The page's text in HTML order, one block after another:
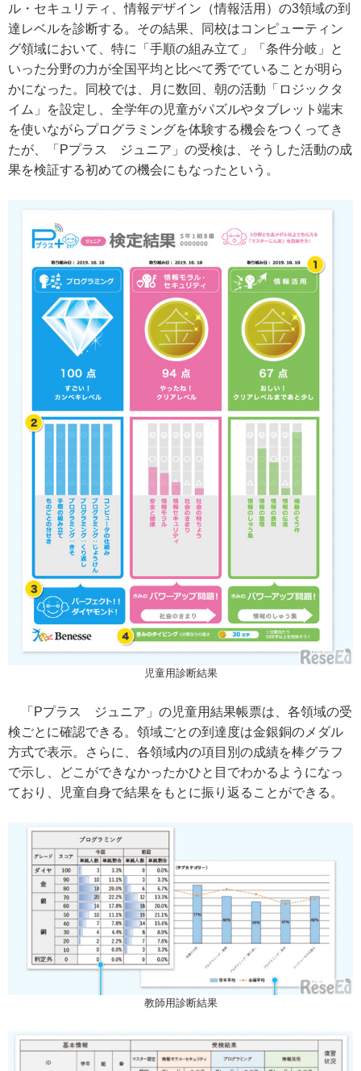
ル・セキュリティ、情報デザイン（情報活用）の3領域の到
達レベルを診断する。その結果、同校はコンピューティン
グ領域において、特に「手順の組み立て」「条件分岐」と
いった分野の力が全国平均と比べて秀でていることが明ら
かになった。同校では、月に数回、朝の活動「ロジックタ
イム」を設定し、全学年の児童がパズルやタブレット端末
を使いながらプログラミングを体験する機会をつくってき
たが、「Pプラス ジュニア」の受検は、そうした活動の成
果を検証する初めての機会にもなったという。
児童用診断結果
「Pプラス ジュニア」の児童用結果帳票は、各領域の受
検ごとに確認できる。領域ごとの到達度は金銀銅のメダル
方式で表示。さらに、各領域内の項目別の成績を棒グラフ
で示し、どこができなかったかひと目でわかるようになっ
ており、児童自身で結果をもとに振り返ることができる。
教師用診断結果